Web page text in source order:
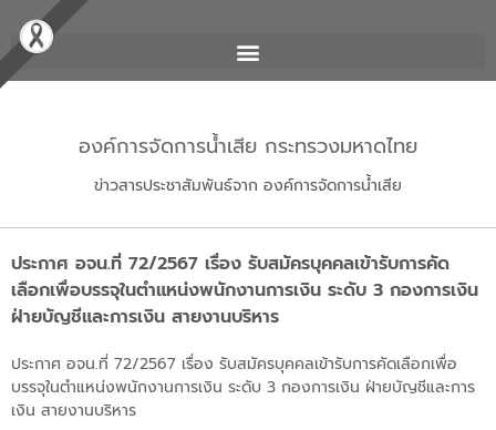
องค์การจัดการน้ำเสีย กระทรวงมหาดไทย
ข่าวสารประชาสัมพันธ์จาก องค์การจัดการน้ำเสีย
ประกาศ อจน.ที่ 72/2567 เรื่อง รับสมัครบุคคลเข้ารับการคัด
เลือกเพื่อบรรจุในตำแหน่งพนักงานการเงิน ระดับ 3 กองการเงิน
ฝ่ายบัญชีและการเงิน สายงานบริหาร
ประกาศ อจน.ที่ 72/2567 เรื่อง รับสมัครบุคคลเข้ารับการคัดเลือกเพื่อ
บรรจุในตำแหน่งพนักงานการเงิน ระดับ 3 กองการเงิน ฝ่ายบัญชีและการ
เงิน สายงานบริหาร